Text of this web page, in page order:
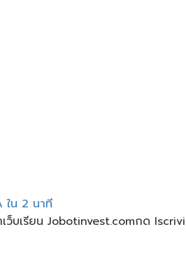
ใน 2 นาที
เว็บเรียน Jobotinvest.comกด